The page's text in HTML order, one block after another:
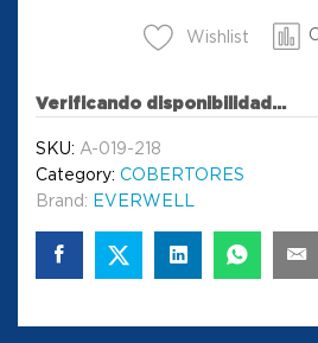
Wishlist
Verificando disponibilidad...
SKU: A-019-218
Category: COBERTORES
Brand: EVERWELL